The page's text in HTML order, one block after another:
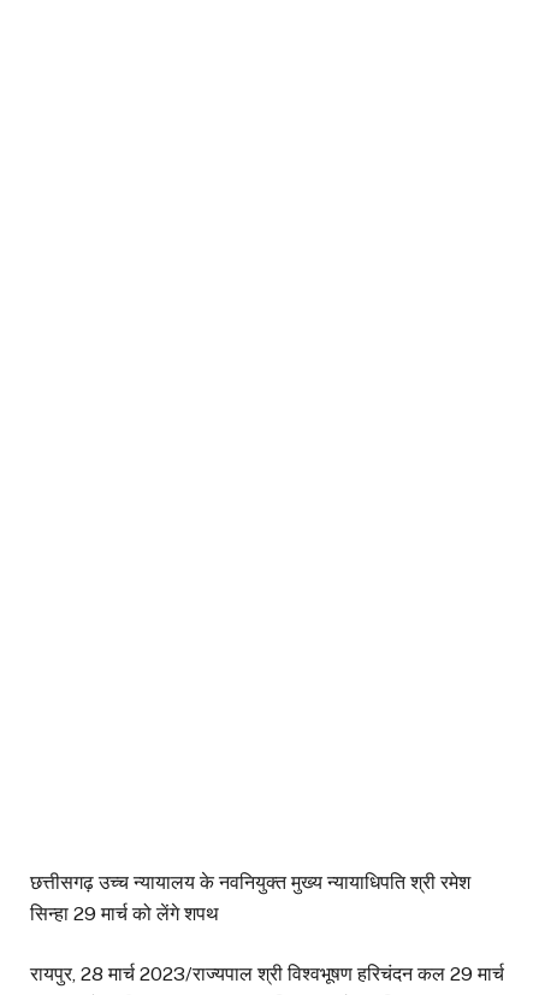
छत्तीसगढ़ उच्च न्यायालय के नवनियुक्त मुख्य न्यायाधिपति श्री रमेश
सिन्हा 29 मार्च को लेंगे शपथ
रायपुर, 28 मार्च 2023/राज्यपाल श्री विश्वभूषण हरिचंदन कल 29 मार्च